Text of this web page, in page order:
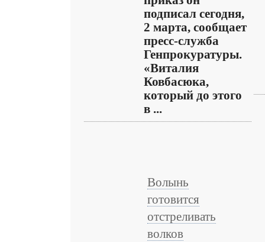
подписал сегодня,
2 марта, сообщает
пресс-служба
Генпрокуратуры.
«Виталия
Ковбасюка,
который до этого
в ...
Волынь
готовится
отстреливать
волков